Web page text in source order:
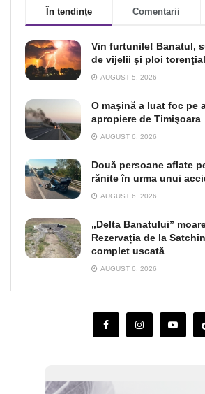
În tendințe Comentarii
Vin furtunile! Banatul,
de vijelii şi ploi
AUGUST 5, 2026
O maşină a luat foc pe
apropiere de Timişoara
AUGUST 6, 2026
Două persoane aflate
rănite în urma unui
AUGUST 6, 2026
„Delta Banatului”
Rezervația de la
complet uscată
AUGUST 6, 2026